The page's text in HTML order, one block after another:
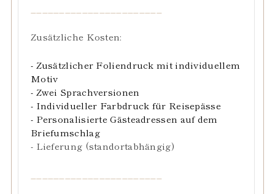
Zusätzliche Kosten:
- Zusätzlicher Foliendruck mit individuellem
Motiv
- Zwei Sprachversionen
- Individueller Farbdruck für Reisepässe
- Personalisierte Gästeadressen auf dem
Briefumschlag
- Lieferung (standortabhängig)